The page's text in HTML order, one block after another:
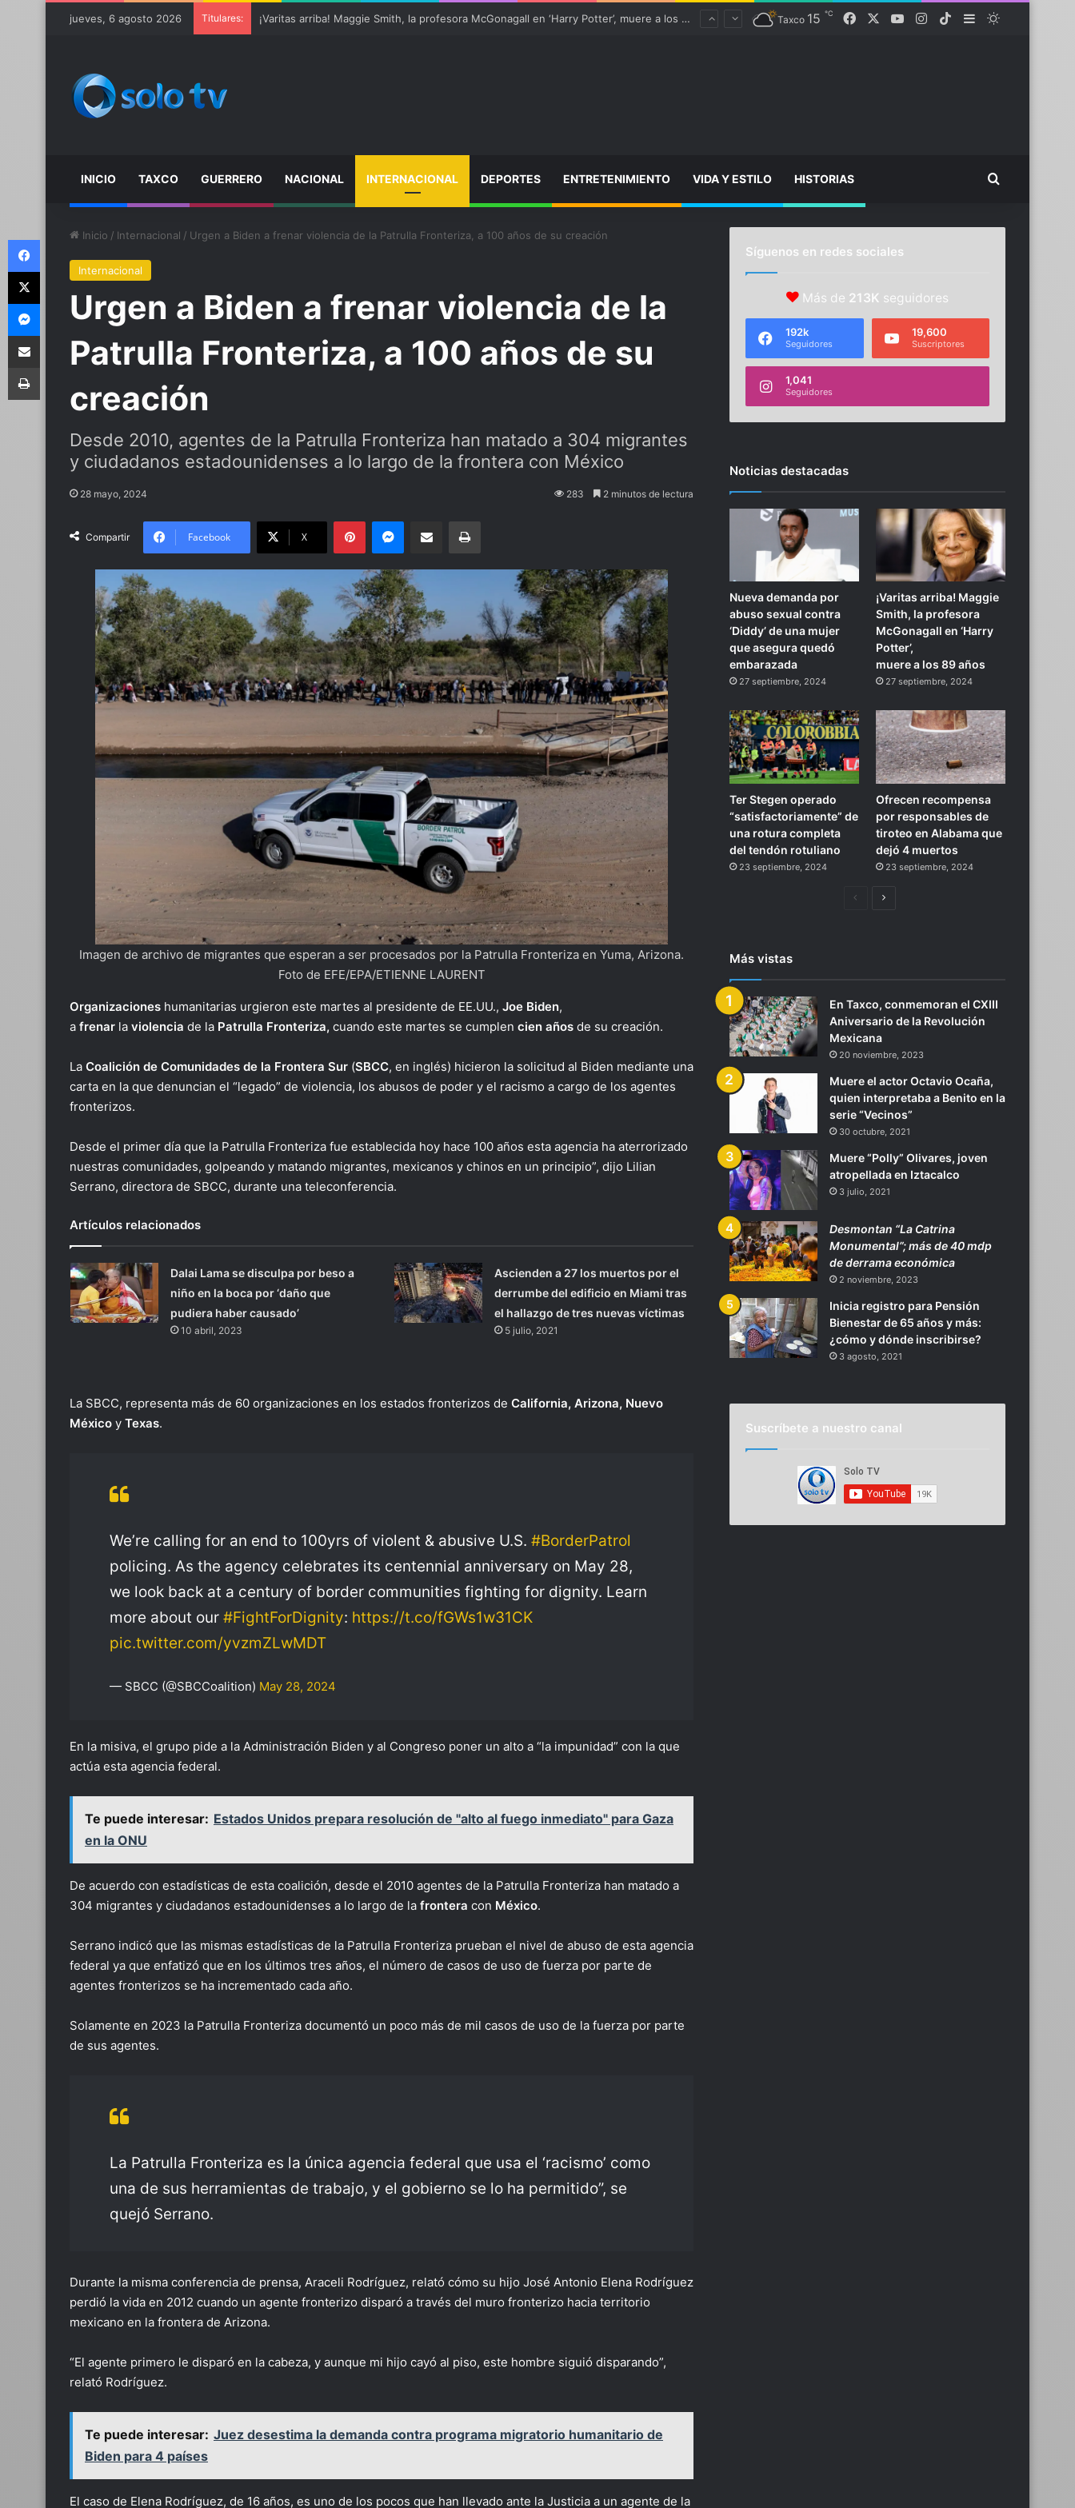
jueves, 6 agosto 2026 Titulares: Ter Stegen operado “satisfactoriamente” de una rotura completa del tendón rotuliano Taxco 15 ℃ FacebookYouTubeInstagram
TikTokSidebarSwitch skin
INICIO TAXCO GUERRERO NACIONAL INTERNACIONAL DEPORTES ENTRETENIMIENTO VIDA Y ESTILO HISTORIAS Buscar...
Inicio / Internacional / Urgen a Biden a frenar violencia de la Patrulla Fronteriza, a 100 años de su creación
Internacional
Urgen a Biden a frenar violencia de la
Patrulla Fronteriza, a 100 años de su
creación
Desde 2010, agentes de la Patrulla Fronteriza han matado a 304 migrantes
y ciudadanos estadounidenses a lo largo de la frontera con México
28 mayo, 2024 283 2 minutos de lectura
Compartir Facebook X
PinterestMessenger
Compartir por email Imprimir
Imagen de archivo de migrantes que esperan a ser procesados por la Patrulla Fronteriza en Yuma, Arizona.
Foto de EFE/EPA/ETIENNE LAURENT
Organizaciones humanitarias urgieron este martes al presidente de EE.UU., Joe Biden,
a frenar la violencia de la Patrulla Fronteriza, cuando este martes se cumplen cien años de su creación.
La Coalición de Comunidades de la Frontera Sur (SBCC, en inglés) hicieron la solicitud al Biden mediante una
carta en la que denuncian el “legado” de violencia, los abusos de poder y el racismo a cargo de los agentes
fronterizos.
Desde el primer día que la Patrulla Fronteriza fue establecida hoy hace 100 años esta agencia ha aterrorizado
nuestras comunidades, golpeando y matando migrantes, mexicanos y chinos en un principio”, dijo Lilian
Serrano, directora de SBCC, durante una teleconferencia.
Artículos relacionados
Dalai Lama se disculpa por beso a
niño en la boca por ‘daño que
pudiera haber causado’
10 abril, 2023
Ascienden a 27 los muertos por el
derrumbe del edificio en Miami tras
el hallazgo de tres nuevas víctimas
5 julio, 2021
La SBCC, representa más de 60 organizaciones en los estados fronterizos de California, Arizona, Nuevo
México y Texas.
We’re calling for an end to 100yrs of violent & abusive U.S. #BorderPatrol
policing. As the agency celebrates its centennial anniversary on May 28,
we look back at a century of border communities fighting for dignity. Learn
more about our #FightForDignity: https://t.co/fGWs1w31CK
pic.twitter.com/yvzmZLwMDT
— SBCC (@SBCCoalition) May 28, 2024
En la misiva, el grupo pide a la Administración Biden y al Congreso poner un alto a “la impunidad” con la que
actúa esta agencia federal.
Te puede interesar: Estados Unidos prepara resolución de "alto al fuego inmediato" para Gaza
en la ONU
De acuerdo con estadísticas de esta coalición, desde el 2010 agentes de la Patrulla Fronteriza han matado a
304 migrantes y ciudadanos estadounidenses a lo largo de la frontera con México.
Serrano indicó que las mismas estadísticas de la Patrulla Fronteriza prueban el nivel de abuso de esta agencia
federal ya que enfatizó que en los últimos tres años, el número de casos de uso de fuerza por parte de
agentes fronterizos se ha incrementado cada año.
Solamente en 2023 la Patrulla Fronteriza documentó un poco más de mil casos de uso de la fuerza por parte
de sus agentes.
La Patrulla Fronteriza es la única agencia federal que usa el ‘racismo’ como
una de sus herramientas de trabajo, y el gobierno se lo ha permitido”, se
quejó Serrano.
Durante la misma conferencia de prensa, Araceli Rodríguez, relató cómo su hijo José Antonio Elena Rodríguez
perdió la vida en 2012 cuando un agente fronterizo disparó a través del muro fronterizo hacia territorio
mexicano en la frontera de Arizona.
“El agente primero le disparó en la cabeza, y aunque mi hijo cayó al piso, este hombre siguió disparando”,
relató Rodríguez.
Te puede interesar: Juez desestima la demanda contra programa migratorio humanitario de
Biden para 4 países
El caso de Elena Rodríguez, de 16 años, es uno de los pocos que han llevado ante la Justicia a un agente de la
Síguenos en redes sociales
Más de 213K seguidores
192k
Seguidores
19,600
Suscriptores
1,041
Seguidores
Noticias destacadas
Nueva demanda por
abuso sexual contra
‘Diddy’ de una mujer
que asegura quedó
embarazada
27 septiembre, 2024
¡Varitas arriba! Maggie
Smith, la profesora
McGonagall en ‘Harry
Potter’,
muere a los 89 años
27 septiembre, 2024
Ter Stegen operado
“satisfactoriamente” de
una rotura completa
del tendón rotuliano
23 septiembre, 2024
Ofrecen recompensa
por responsables de
tiroteo en Alabama que
dejó 4 muertos
23 septiembre, 2024
PáginaSiguiente
Más vistas
En Taxco, conmemoran el CXIII
Aniversario de la Revolución
Mexicana
20 noviembre, 2023
Muere el actor Octavio Ocaña,
quien interpretaba a Benito en la
serie “Vecinos”
30 octubre, 2021
Muere “Polly” Olivares, joven
atropellada en Iztacalco
3 julio, 2021
Desmontan “La Catrina
Monumental”; más de 40 mdp
de derrama económica
2 noviembre, 2023
Inicia registro para Pensión
Bienestar de 65 años y más:
¿cómo y dónde inscribirse?
3 agosto, 2021
Suscríbete a nuestro canal
Facebook
X
Messenger
Compartir por email
Imprimir